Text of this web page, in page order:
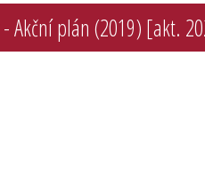
Akční plán (2019) [akt.